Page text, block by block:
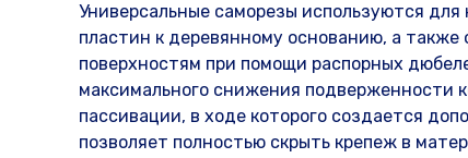
Универсальные саморезы используются
пластин к деревянному основанию, а
поверхностям при помощи распорных
максимального снижения подверженности
пассивации, в ходе которого создается
позволяет полностью скрыть крепеж в